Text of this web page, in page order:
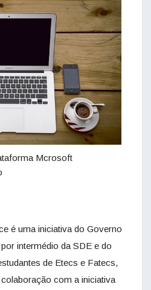
Mcrosoft
é uma iniciativa do Governo
intermédio da SDE e do
de Etecs e Fatecs,
com a iniciativa